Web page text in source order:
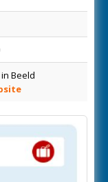
Beeld